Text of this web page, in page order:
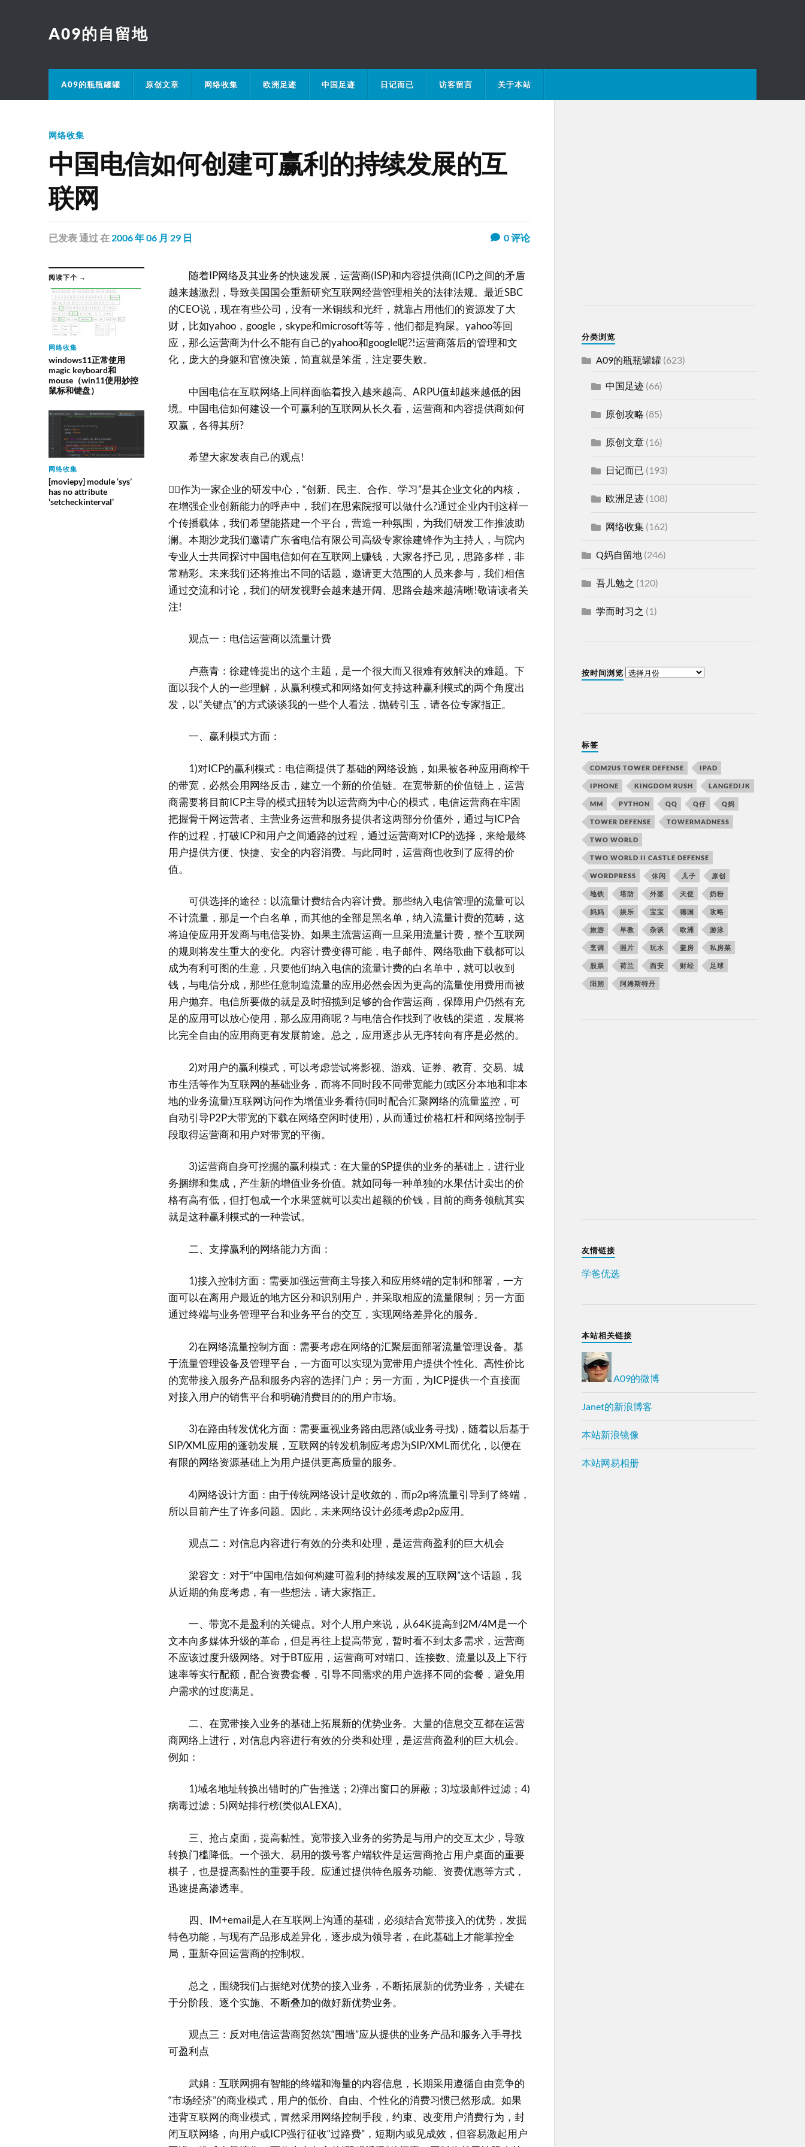
A09的自留地
A09的瓶瓶罐罐 原创文章 网络收集 欧洲足迹 中国足迹 日记而已 访客留言 关于本站
网络收集
中国电信如何创建可赢利的持续发展的互
联网
已发表通过在 2006 年 06 月 29 日 0评论
阅读下个 →
网络收集
windows11正常使用
magic keyboard和
mouse（win11使用妙控
鼠标和键盘）
网络收集
[moviepy] module ‘sys’
has no attribute
‘setcheckinterval’
随着IP网络及其业务的快速发展，运营商(ISP)和内容提供商(ICP)之间的矛盾
越来越激烈，导致美国国会重新研究互联网经营管理相关的法律法规。最近SBC
的CEO说，现在有些公司，没有一米铜线和光纤，就靠占用他们的资源发了大
财，比如yahoo，google，skype和microsoft等等，他们都是狗屎。yahoo等回
应，那么运营商为什么不能有自己的yahoo和google呢?!运营商落后的管理和文
化，庞大的身躯和官僚决策，简直就是笨蛋，注定要失败。
中国电信在互联网络上同样面临着投入越来越高、ARPU值却越来越低的困
境。中国电信如何建设一个可赢利的互联网从长久看，运营商和内容提供商如何
双赢，各得其所?
希望大家发表自己的观点!
作为一家企业的研发中心，“创新、民主、合作、学习”是其企业文化的内核，
在增强企业创新能力的呼声中，我们在思索院报可以做什么?通过企业内刊这样一
个传播载体，我们希望能搭建一个平台，营造一种氛围，为我们研发工作推波助
澜。本期沙龙我们邀请广东省电信有限公司高级专家徐建锋作为主持人，与院内
专业人士共同探讨中国电信如何在互联网上赚钱，大家各抒己见，思路多样，非
常精彩。未来我们还将推出不同的话题，邀请更大范围的人员来参与，我们相信
通过交流和讨论，我们的研发视野会越来越开阔、思路会越来越清晰!敬请读者关
注!
观点一：电信运营商以流量计费
卢燕青：徐建锋提出的这个主题，是一个很大而又很难有效解决的难题。下
面以我个人的一些理解，从赢利模式和网络如何支持这种赢利模式的两个角度出
发，以“关键点”的方式谈谈我的一些个人看法，抛砖引玉，请各位专家指正。
一、赢利模式方面：
1)对ICP的赢利模式：电信商提供了基础的网络设施，如果被各种应用商榨干
的带宽，必然会用网络反击，建立一个新的价值链。在宽带新的价值链上，运营
商需要将目前ICP主导的模式扭转为以运营商为中心的模式，电信运营商在牢固
把握骨干网运营者、主营业务运营和服务提供者这两部分价值外，通过与ICP合
作的过程，打破ICP和用户之间通路的过程，通过运营商对ICP的选择，来给最终
用户提供方便、快捷、安全的内容消费。与此同时，运营商也收到了应得的价
值。
可供选择的途径：以流量计费结合内容计费。那些纳入电信管理的流量可以
不计流量，那是一个白名单，而其他的全部是黑名单，纳入流量计费的范畴，这
将迫使应用开发商与电信妥协。如果主流营运商一旦采用流量计费，整个互联网
的规则将发生重大的变化。内容计费变得可能，电子邮件、网络歌曲下载都可以
成为有利可图的生意，只要他们纳入电信的流量计费的白名单中，就可以收到
钱，与电信分成，那些任意制造流量的应用必然会因为更高的流量使用费用而被
用户抛弃。电信所要做的就是及时招揽到足够的合作营运商，保障用户仍然有充
足的应用可以放心使用，那么应用商呢？与电信合作找到了收钱的渠道，发展将
比完全自由的应用商更有发展前途。总之，应用逐步从无序转向有序是必然的。
2)对用户的赢利模式，可以考虑尝试将影视、游戏、证券、教育、交易、城
市生活等作为互联网的基础业务，而将不同时段不同带宽能力(或区分本地和非本
地的业务流量)互联网访问作为增值业务看待(同时配合汇聚网络的流量监控，可
自动引导P2P大带宽的下载在网络空闲时使用)，从而通过价格杠杆和网络控制手
段取得运营商和用户对带宽的平衡。
3)运营商自身可挖掘的赢利模式：在大量的SP提供的业务的基础上，进行业
务捆绑和集成，产生新的增值业务价值。就如同每一种单独的水果估计卖出的价
格有高有低，但打包成一个水果篮就可以卖出超额的价钱，目前的商务领航其实
就是这种赢利模式的一种尝试。
二、支撑赢利的网络能力方面：
1)接入控制方面：需要加强运营商主导接入和应用终端的定制和部署，一方
面可以在离用户最近的地方区分和识别用户，并采取相应的流量限制；另一方面
通过终端与业务管理平台和业务平台的交互，实现网络差异化的服务。
2)在网络流量控制方面：需要考虑在网络的汇聚层面部署流量管理设备。基
于流量管理设备及管理平台，一方面可以实现为宽带用户提供个性化、高性价比
的宽带接入服务产品和服务内容的选择门户；另一方面，为ICP提供一个直接面
对接入用户的销售平台和明确消费目的的用户市场。
3)在路由转发优化方面：需要重视业务路由思路(或业务寻找)，随着以后基于
SIP/XML应用的蓬勃发展，互联网的转发机制应考虑为SIP/XML而优化，以便在
有限的网络资源基础上为用户提供更高质量的服务。
4)网络设计方面：由于传统网络设计是收敛的，而p2p将流量引导到了终端，
所以目前产生了许多问题。因此，未来网络设计必须考虑p2p应用。
观点二：对信息内容进行有效的分类和处理，是运营商盈利的巨大机会
梁容文：对于“中国电信如何构建可盈利的持续发展的互联网”这个话题，我
从近期的角度考虑，有一些想法，请大家指正。
一、带宽不是盈利的关键点。对个人用户来说，从64K提高到2M/4M是一个
文本向多媒体升级的革命，但是再往上提高带宽，暂时看不到太多需求，运营商
不应该过度升级网络。对于BT应用，运营商可对端口、连接数、流量以及上下行
速率等实行配额，配合资费套餐，引导不同需求的用户选择不同的套餐，避免用
户需求的过度满足。
二、在宽带接入业务的基础上拓展新的优势业务。大量的信息交互都在运营
商网络上进行，对信息内容进行有效的分类和处理，是运营商盈利的巨大机会。
例如：
1)域名地址转换出错时的广告推送；2)弹出窗口的屏蔽；3)垃圾邮件过滤；4)
病毒过滤；5)网站排行榜(类似ALEXA)。
三、抢占桌面，提高黏性。宽带接入业务的劣势是与用户的交互太少，导致
转换门槛降低。一个强大、易用的拨号客户端软件是运营商抢占用户桌面的重要
棋子，也是提高黏性的重要手段。应通过提供特色服务功能、资费优惠等方式，
迅速提高渗透率。
四、IM+email是人在互联网上沟通的基础，必须结合宽带接入的优势，发掘
特色功能，与现有产品形成差异化，逐步成为领导者，在此基础上才能掌控全
局，重新夺回运营商的控制权。
总之，围绕我们占据绝对优势的接入业务，不断拓展新的优势业务，关键在
于分阶段、逐个实施、不断叠加的做好新优势业务。
观点三：反对电信运营商贸然筑“围墙”应从提供的业务产品和服务入手寻找
可盈利点
武娟：互联网拥有智能的终端和海量的内容信息，长期采用遵循自由竞争的
“市场经济”的商业模式，用户的低价、自由、个性化的消费习惯已然形成。如果
违背互联网的商业模式，冒然采用网络控制手段，约束、改变用户消费行为，封
闭互联网络，向用户或ICP强行征收“过路费”，短期内或见成效，但容易激起用户
分类浏览
A09的瓶瓶罐罐(623)
中国足迹(66)
原创攻略 (85)
原创文章(16)
日记而已 (193)
欧洲足迹(108)
网络收集(162)
Q妈自留地(246)
吾儿勉之 (120)
学而时习之 (1)
按时间浏览
标签
COM2US TOWER DEFENSE IPAD
IPHONE KINGDOM RUSH LANGEDIJK
MM PYTHON QQ Q仔 Q妈
TOWER DEFENSE TOWERMADNESS
TWO WORLD
TWO WORLD II CASTLE DEFENSE
WORDPRESS 休闲 儿子 原创
地铁 塔防 外婆 天使 奶粉
妈妈 娱乐 宝宝 德国 攻略
旅游 早教 杂谈 欧洲 游泳
烹调 照片 玩水 盖房 私房菜
股票 荷兰 西安 财经 足球
阳朔 阿姆斯特丹
友情链接
学爸优选
本站相关链接
A09的微博
Janet的新浪博客
本站新浪镜像
本站网易相册